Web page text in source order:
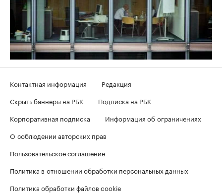
Контактная информация
Редакция
Скрыть баннеры на РБК
Подписка на РБК
Корпоративная подписка
Информация об ограничениях
О соблюдении авторских прав
Пользовательское соглашение
Политика в отношении обработки персональных данных
Политика обработки файлов cookie